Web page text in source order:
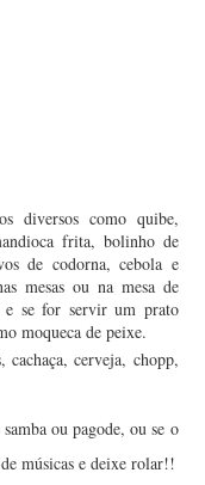
diversos como quibe,
frita, bolinho de
de codorna, cebola e
mesas ou na mesa de
se for servir um prato
moqueca de peixe.
cachaça, cerveja, chopp,
ou pagode, ou se o
músicas e deixe rolar!!